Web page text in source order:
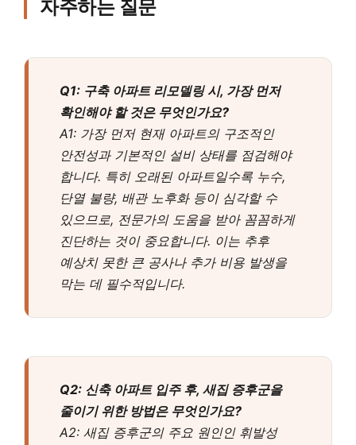
자주하는 질문
Q1: 구축 아파트 리모델링 시, 가장 먼저
확인해야 할 것은 무엇인가요?
A1: 가장 먼저 현재 아파트의 구조적인
안전성과 기본적인 설비 상태를 점검해야
합니다. 특히 오래된 아파트일수록 누수,
단열 불량, 배관 노후화 등이 심각할 수
있으므로, 전문가의 도움을 받아 꼼꼼하게
진단하는 것이 중요합니다. 이는 추후
예상치 못한 큰 공사나 추가 비용 발생을
막는 데 필수적입니다.
Q2: 신축 아파트 입주 후, 새집 증후군을
줄이기 위한 방법은 무엇인가요?
A2: 새집 증후군의 주요 원인인 휘발성